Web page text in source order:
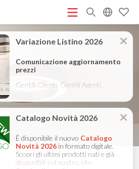
Novità 2026
DECORATIVE
CATALOGUE 2025
COMPANY PROFILE GB(3M) COMPANY
1 (introduzione)
Dim e Sincronizzazione (110K)